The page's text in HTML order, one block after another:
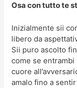
Osa con tutto te
Inizialmente sii
libero da
Sii puro ascolto
come se
cuore
amalo fino a